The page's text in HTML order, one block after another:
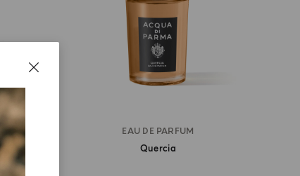
EAU DE PARFUM
Quercia